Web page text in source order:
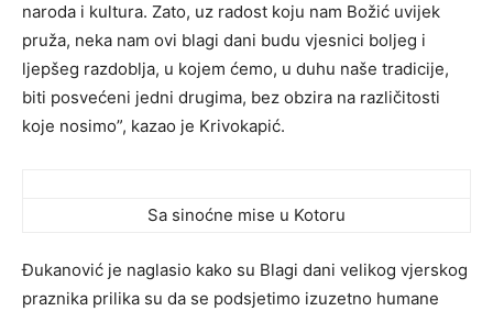
naroda i kultura. Zato, uz radost koju nam Božić uvijek
pruža, neka nam ovi blagi dani budu vjesnici boljeg i
ljepšeg razdoblja, u kojem ćemo, u duhu naše tradicije,
biti posvećeni jedni drugima, bez obzira na različitosti
koje nosimo”, kazao je Krivokapić.
Sa sinoćne mise u Kotoru
Đukanović je naglasio kako su Blagi dani velikog vjerskog
praznika prilika su da se podsjetimo izuzetno humane